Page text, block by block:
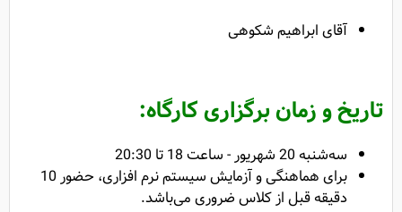
آقای ابراهیم شکوهی
تاریخ و زمان برگزاری کارگاه:
سه‌شنبه 20 شهریور - ساعت 18 تا 20:30
برای هماهنگی و آزمایش سیستم نرم افزاری، حضور 10
دقیقه قبل از کلاس ضروری می‌باشد.